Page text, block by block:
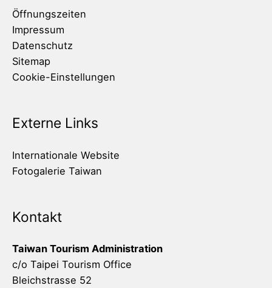
Öffnungszeiten
Impressum
Datenschutz
Sitemap
Cookie-Einstellungen
Externe Links
Internationale Website
Fotogalerie Taiwan
Kontakt
Taiwan Tourism Administration
c/o Taipei Tourism Office
Bleichstrasse 52